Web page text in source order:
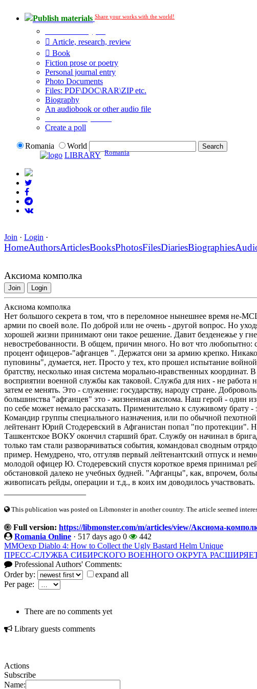
Publish materials Share your works with the world!
Article, research, review
Book
Fiction prose or poetry
Personal journal entry
Photo Documents
Files: PDF\DOC\RAR\ZIP etc.
Biography
An audiobook or other audio file
Create a poll
Romania
World
LIBRARY Romania
Join · Login ·
HomeAuthorsArticlesBooksPhotosFilesDiariesBiographies
Аксиома комполка
Join Login
Аксиома комполка
Нет большого секрета в том, что в переломное нынешнее время не-
армии по своей воле. По доброй или не очень - другой вопрос. Но
хорошей жизни принимают они такое решение. Давит безденежье у
невостребованности. В общем, причин много. Но вот что любопытно:
процент офицеров-"афганцев ". Держатся они за армию крепко.
пуповины", думается, нет. Просто у тех, кто прошел испытание
братству, несколько иная система морально-нравственных координат.
восприятии военной службы как таковой. Служба для них - не работа
затем ее менять. Это - служение: государству, народу стране.
большинства "афганцев" это - жизненная аксиома. Наш герой - один
по себе может немало рассказать. Применительно к служивому брату -
Командир группы специального назначения, или по обычной
лейтенант Юрий Стодеревский в Афганистан попал "по протекции".
Ташкентское ВОКУ окончил старший брат. Службу он начинал в
только там стали разворачиваться события, командовал сводным
пример. Немудрено, что, отгуляв первый лейтенантский отпуск и
молодой офицер Ю. Стодеревский спустя короткое время принимал
обстановкой далеко не учебных будней. "Афганцы", как, впрочем,
живописать рейды, операции и т.д., в коих им доводилось
This publication was posted on Libmonster in another country. The article seemed
Full version: https://libmonster.com/m/articles/view/Аксиома-
Romania Online · 517 days ago 0
442
MMOexp Diablo 4: How to Collect the Ugly Bastard Helm Unique
ПРЕСС-СЛУЖБА СИБИРСКОГО ВОЕННОГО ОКРУГА
Professional Authors' Comments:
Order by:
expand all
Per page:
There are no comments yet
Library guests comments
Actions
Subscribe
Name: